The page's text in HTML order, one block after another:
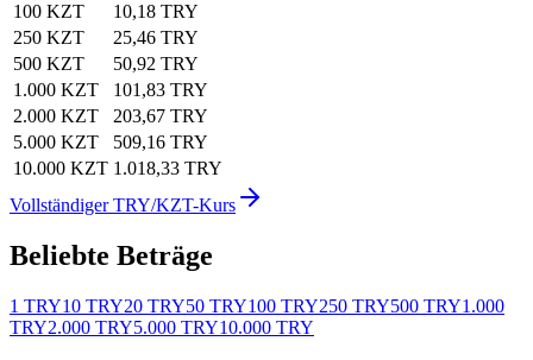
100 KZT
10,18 TRY
250 KZT
25,46 TRY
500 KZT
50,92 TRY
1.000 KZT
101,83 TRY
2.000 KZT
203,67 TRY
5.000 KZT
509,16 TRY
10.000 KZT 1.018,33 TRY
Vollständiger TRY/KZT-Kurs
Beliebte Beträge
1 TRY10 TRY20 TRY50 TRY100 TRY250 TRY500 TRY1.000
TRY2.000 TRY5.000 TRY10.000 TRY